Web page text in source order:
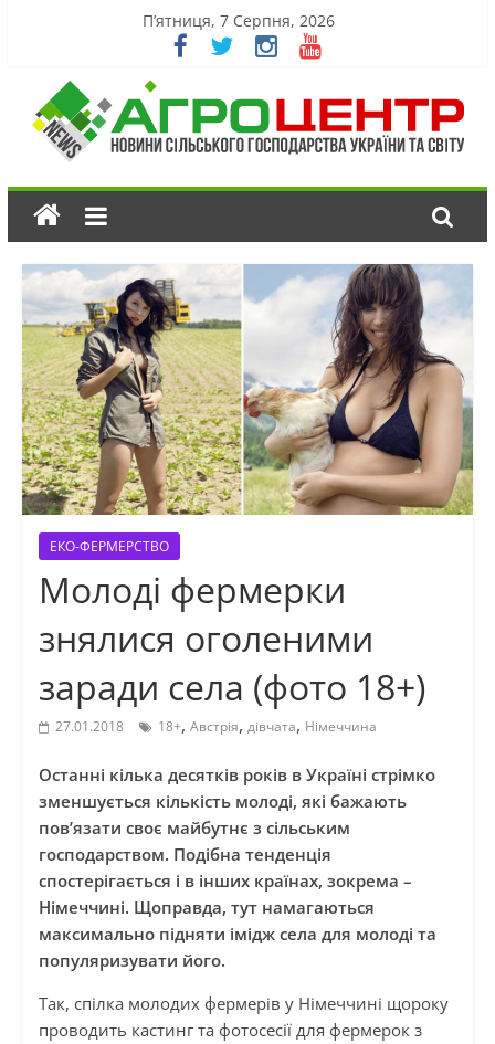
П’ятниця, 7 Серпня, 2026
ЕКО-ФЕРМЕРСТВО
Молоді фермерки
знялися оголеними
заради села (фото 18+)
27.01.2018 18+, Австрія, дівчата, Німеччина
Останні кілька десятків років в Україні стрімко
зменшується кількість молоді, які бажають
пов’язати своє майбутнє з сільським
господарством. Подібна тенденція
спостерігається і в інших країнах, зокрема –
Німеччині. Щоправда, тут намагаються
максимально підняти імідж села для молоді та
популяризувати його.
Так, спілка молодих фермерів у Німеччині щороку
проводить кастинг та фотосесії для фермерок з